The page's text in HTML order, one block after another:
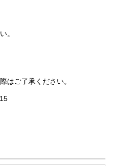
。
はご了承ください。